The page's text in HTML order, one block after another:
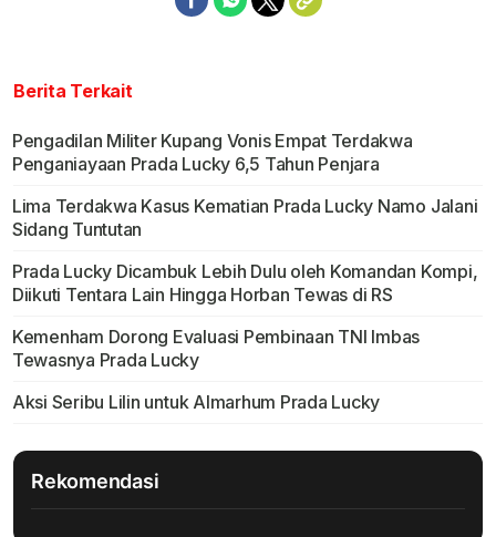
Berita Terkait
Pengadilan Militer Kupang Vonis Empat Terdakwa
Penganiayaan Prada Lucky 6,5 Tahun Penjara
Lima Terdakwa Kasus Kematian Prada Lucky Namo Jalani
Sidang Tuntutan
Prada Lucky Dicambuk Lebih Dulu oleh Komandan Kompi,
Diikuti Tentara Lain Hingga Horban Tewas di RS
Kemenham Dorong Evaluasi Pembinaan TNI Imbas
Tewasnya Prada Lucky
Aksi Seribu Lilin untuk Almarhum Prada Lucky
Rekomendasi